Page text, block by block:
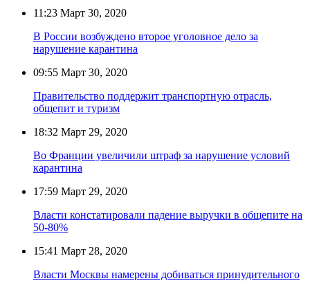
11:23 Март 30, 2020
В России возбуждено второе уголовное дело за
нарушение карантина
09:55 Март 30, 2020
Правительство поддержит транспортную отрасль,
общепит и туризм
18:32 Март 29, 2020
Во Франции увеличили штраф за нарушение условий
карантина
17:59 Март 29, 2020
Власти констатировали падение выручки в общепите на
50-80%
15:41 Март 28, 2020
Власти Москвы намерены добиваться принудительного